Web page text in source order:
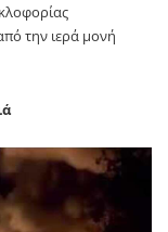
την ιερά μονή